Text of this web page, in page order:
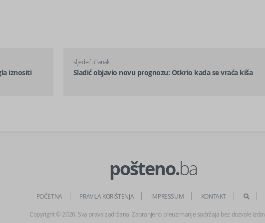
iznositi
sljedeći članak
Sladić objavio novu prognozu: Otkrio kada se vraća kiša
pošteno.ba
POČETNA PRAVILA KORIŠTENJA IMPRESSUM KONTAKT
Copyright © 2026. Sva prava zadržana. Zabranjeno preuzimanje sadržaja bez dozvole